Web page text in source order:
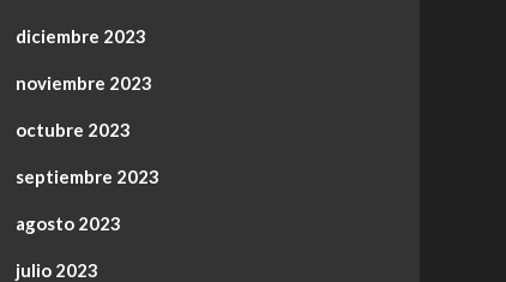
diciembre 2023
noviembre 2023
octubre 2023
septiembre 2023
agosto 2023
julio 2023